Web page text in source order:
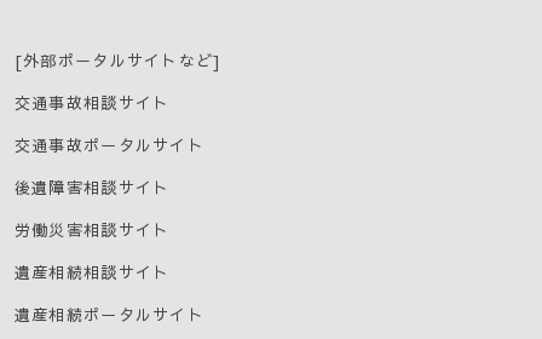
[外部ポータルサイトなど]
交通事故相談サイト
交通事故ポータルサイト
後遺障害相談サイト
労働災害相談サイト
遺産相続相談サイト
遺産相続ポータルサイト